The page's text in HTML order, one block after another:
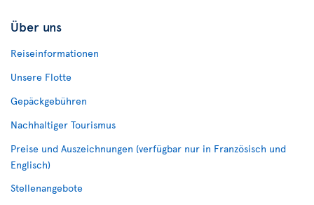
Über uns
Reiseinformationen
Unsere Flotte
Gepäckgebühren
Nachhaltiger Tourismus
Preise und Auszeichnungen (verfügbar nur in Französisch und
Englisch)
Stellenangebote